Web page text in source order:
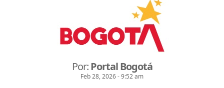
Por:Portal Bogotá
Feb 28, 2026 - 9:52 am